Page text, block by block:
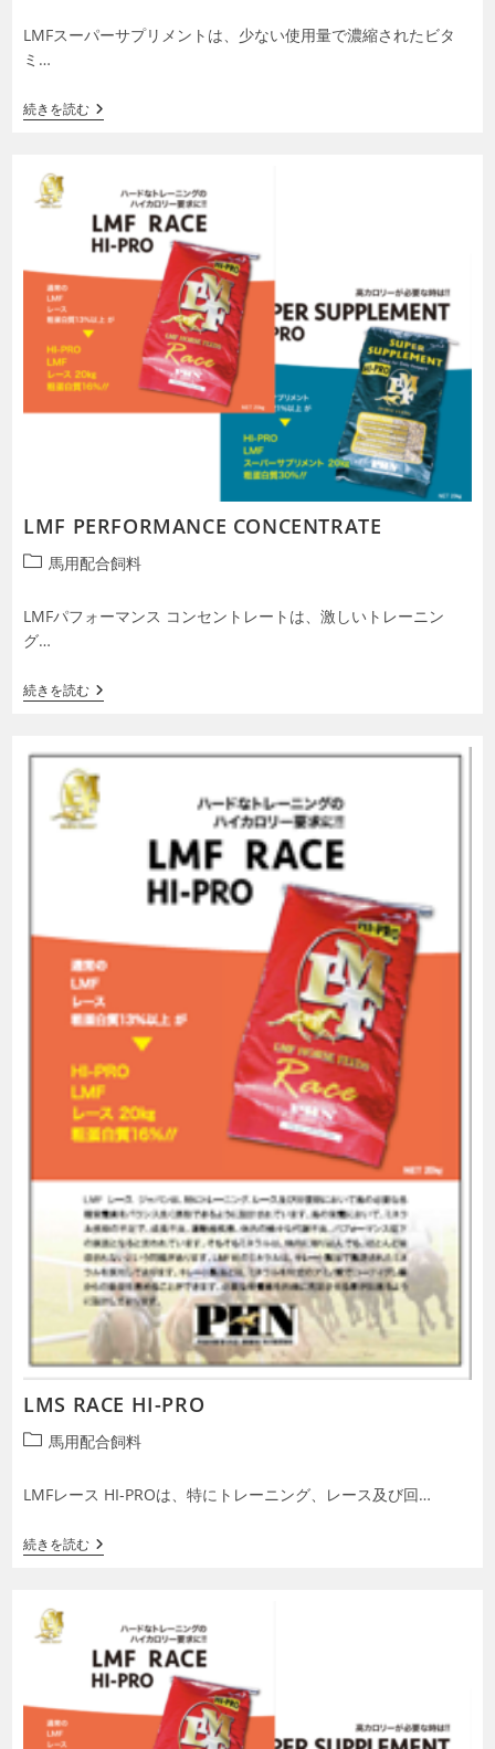
カ
テ
ゴ
ー:
LMFスーパーサプリメントは、少ない使用量で濃縮されたビタ
ミ…
続きを読むLMF
SUPER
LMF PERFORMANCE CONCENTRATE
投
カ
テ
ゴ
ー:
馬用配合飼料
LMFパフォーマンス コンセントレートは、激しいトレーニン
グ…
続きを読むLMF
PERFORMANCE
LMS RACE HI-PRO
投
カ
リ
馬用配合飼料
LMFレース HI-PROは、特にトレーニング、レース及び回…
続きを読むLMS
RACE